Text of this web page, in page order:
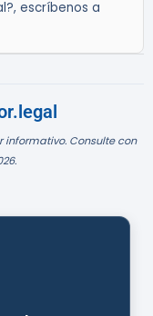
escríbenos a
Consulte con